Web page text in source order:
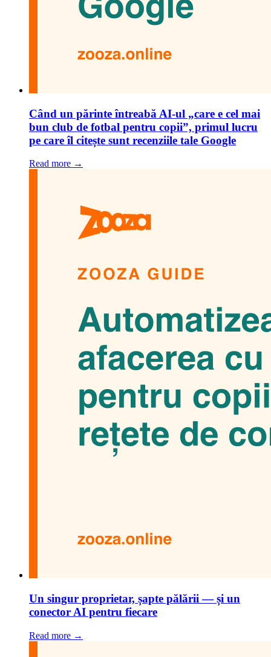
Când un părinte întreabă AI-ul „care e cel mai
bun club de fotbal pentru copii”, primul lucru
pe care îl citește sunt recenziile tale Google
Read more →
Un singur proprietar, șapte pălării — și un
conector AI pentru fiecare
Read more →